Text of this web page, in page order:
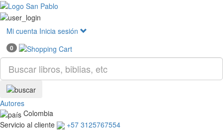
Mi cuenta Inicia sesión
0
Autores
Colombia
Servicio al cliente
+57 3125767554